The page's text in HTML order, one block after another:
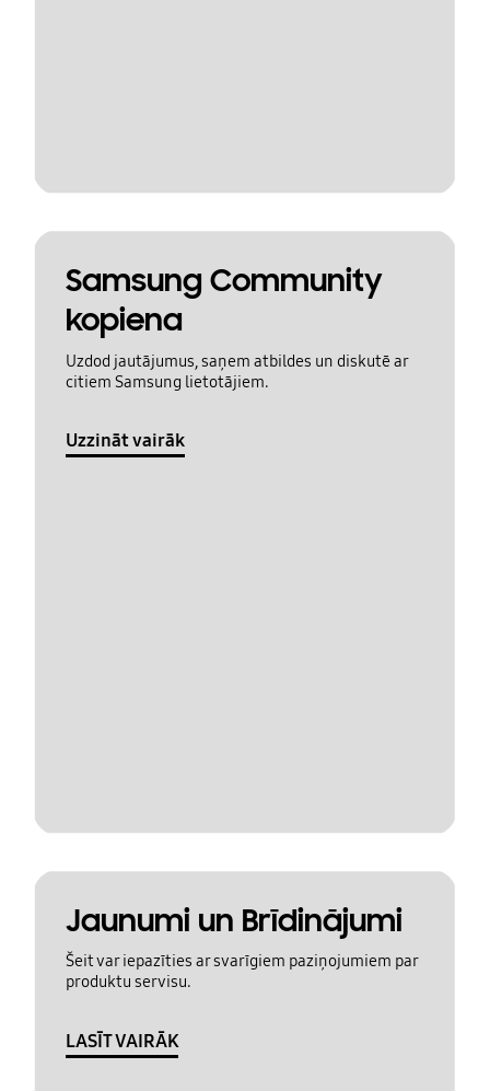
Samsung Community
kopiena
Uzdod jautājumus, saņem atbildes un diskutē ar
citiem Samsung lietotājiem.
Uzzināt vairāk
Jaunumi un Brīdinājumi
Šeit var iepazīties ar svarīgiem paziņojumiem par
produktu servisu.
LASĪT VAIRĀK